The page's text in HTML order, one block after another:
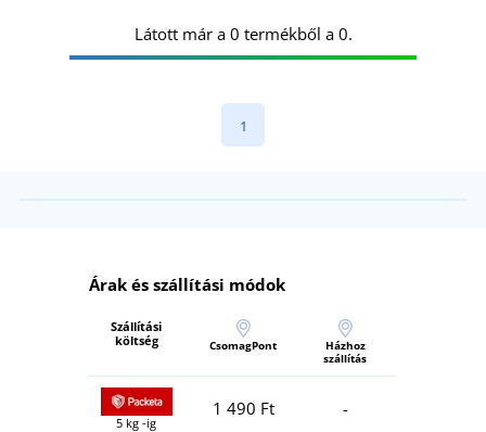
Látott már a 0 termékből a 0.
1
Árak és szállítási módok
Szállítási
költség
CsomagPont
Házhoz
szállítás
5 kg -ig
1 490 Ft -